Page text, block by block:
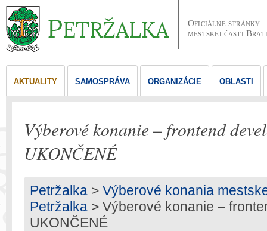
Oficiálne stránky
mestskej časti
AKTUALITY SAMOSPRÁVA ORGANIZÁCIE OBLASTI
Výberové konanie – frontend
UKONČENÉ
Petržalka > Výberové konania
Petržalka > Výberové konanie –
UKONČENÉ